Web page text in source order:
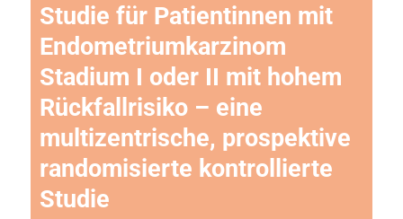
Studie für Patientinnen mit
Endometriumkarzinom
Stadium I oder II mit hohem
Rückfallrisiko – eine
multizentrische, prospektive
randomisierte kontrollierte
Studie